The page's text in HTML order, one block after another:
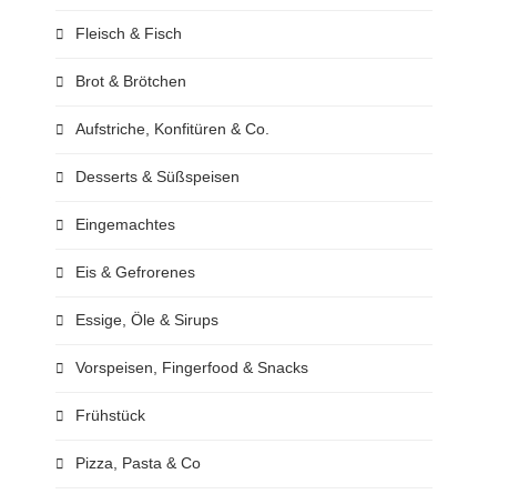
Fleisch & Fisch
Brot & Brötchen
Aufstriche, Konfitüren & Co.
Desserts & Süßspeisen
Eingemachtes
Eis & Gefrorenes
Essige, Öle & Sirups
Vorspeisen, Fingerfood & Snacks
Frühstück
Pizza, Pasta & Co